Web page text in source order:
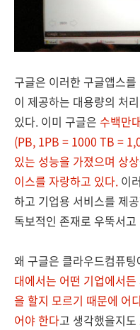
구글은 이러한 구글앱스
이 제공하는 대용량의 처
있다. 이미 구글은 수백만
(PB, 1PB = 1000 TB =
있는 성능을 가졌으며 상
이스를 자랑하고 있다. 이
하고 기업용 서비스를 제
독보적인 존재로 우뚝서
왜 구글은 클라우드컴퓨
대에서는 어떤 기업에서
을 할지 모르기 때문에 어
어야 한다고 생각했을지